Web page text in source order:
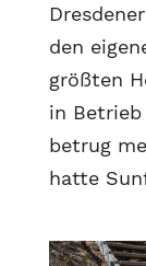
den
größten
in
betrug
hatte